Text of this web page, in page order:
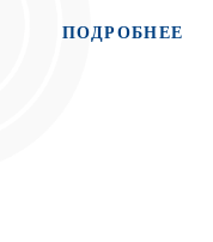
Вячеслав
ПОДРОБНЕЕ